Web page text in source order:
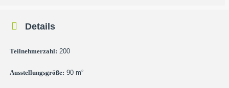
Details
Teilnehmerzahl: 200
Ausstellungsgröße: 90 m²